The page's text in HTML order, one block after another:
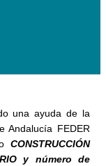
una ayuda de la
Andalucía FEDER
CONSTRUCCIÓN
y número de